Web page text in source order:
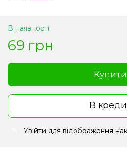
В наявності
69 грн
Купити
В
Увійти для відображення